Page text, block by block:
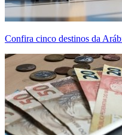
Confira cinco destinos da